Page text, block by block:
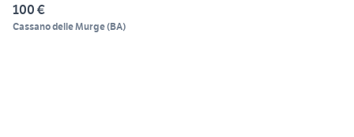
100 €
Cassano delle Murge(BA)